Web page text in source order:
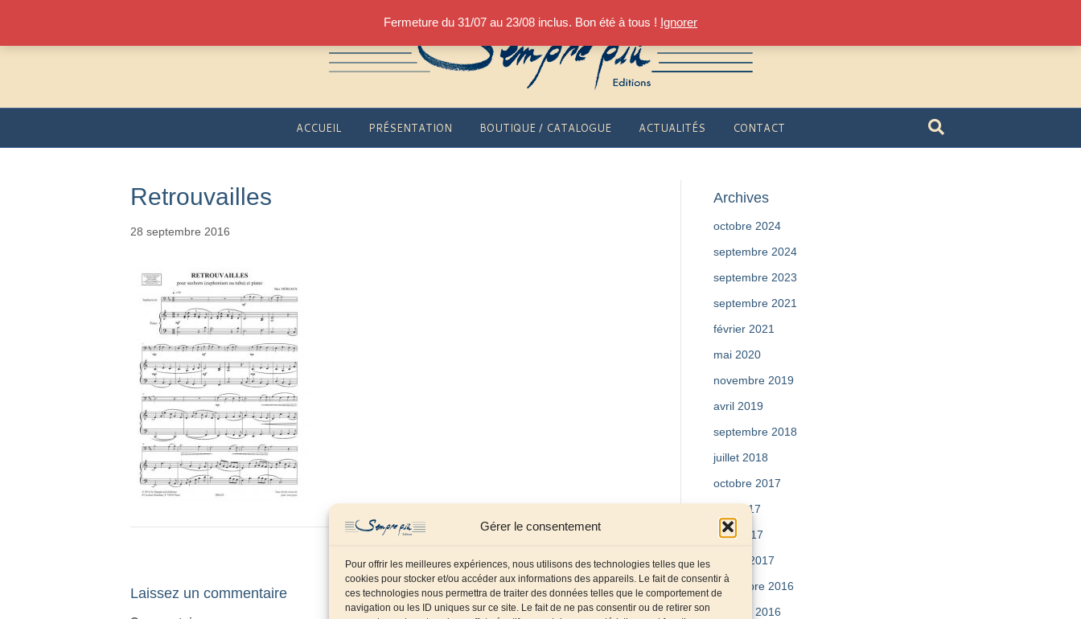
Gérer le consentement
Pour offrir les meilleures expériences, nous utilisons des technologies telles que les
cookies pour stocker et/ou accéder aux informations des appareils. Le fait de consentir à
ces technologies nous permettra de traiter des données telles que le comportement de
navigation ou les ID uniques sur ce site. Le fait de ne pas consentir ou de retirer son
Fermeture du 31/07 au 23/08 inclus. Bon été à tous ! Ignorer
ACCUEIL PRÉSENTATION BOUTIQUE / CATALOGUE ACTUALITÉS CONTACT
Retrouvailles
28 septembre 2016
Laissez un commentaire
Archives
octobre 2024
septembre 2024
septembre 2023
septembre 2021
février 2021
mai 2020
novembre 2019
avril 2019
septembre 2018
juillet 2018
octobre 2017
mai 2017
avril 2017
février 2017
décembre 2016
octobre 2016